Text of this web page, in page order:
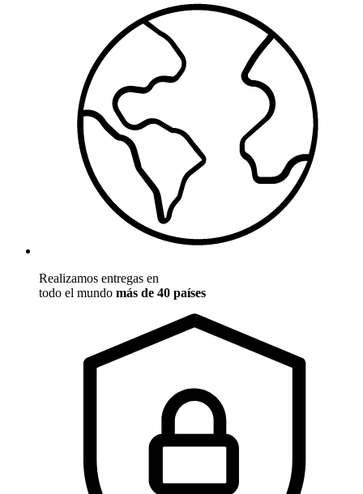
Realizamos entregas en
todo el mundo más de 40 países